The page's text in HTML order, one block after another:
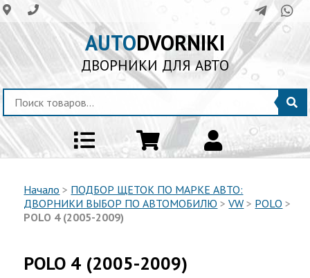
AUTODVORNIKI
ДВОРНИКИ ДЛЯ АВТО
Начало > ПОДБОР ЩЕТОК ПО МАРКЕ АВТО:
ДВОРНИКИ ВЫБОР ПО АВТОМОБИЛЮ >VW > POLO >
POLO 4 (2005-2009)
POLO 4 (2005-2009)